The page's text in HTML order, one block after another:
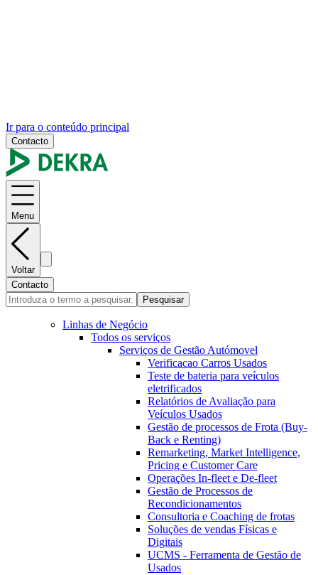
Ir para o conteúdo principal
Contacto
Menu
Voltar
Contacto
Pesquisar
Linhas de Negócio
Todos os serviços
Serviços de Gestão Autómovel
Verificacao Carros Usados
Teste de bateria para veículos
eletrificados
Relatórios de Avaliação para
Veículos Usados
Gestão de processos de Frota (Buy-
Back e Renting)
Remarketing, Market Intelligence,
Pricing e Customer Care
Operações In-fleet e De-fleet
Gestão de Processos de
Recondicionamentos
Consultoria e Coaching de frotas
Soluções de vendas Físicas e
Digitais
UCMS - Ferramenta de Gestão de
Usados